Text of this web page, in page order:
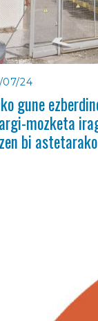
07/24
gune
mozketa
bi astetarako